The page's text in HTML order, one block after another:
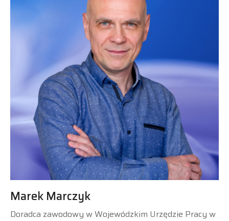
Marek Marczyk
Doradca zawodowy w Wojewódzkim Urzędzie Pracy w